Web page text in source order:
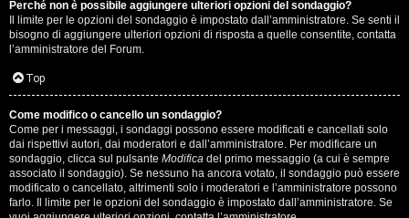
Perché non è possibile aggiungere ulteriori opzioni del sondaggio?
Il limite per le opzioni del sondaggio è impostato dall’amministratore. Se senti il
bisogno di aggiungere ulteriori opzioni di risposta a quelle consentite, contatta
l’amministratore del Forum.
Top
Come modifico o cancello un sondaggio?
Come per i messaggi, i sondaggi possono essere modificati e cancellati solo
dai rispettivi autori, dai moderatori e dall’amministratore. Per modificare un
sondaggio, clicca sul pulsante Modifica del primo messaggio (a cui è sempre
associato il sondaggio). Se nessuno ha ancora votato, il sondaggio può essere
modificato o cancellato, altrimenti solo i moderatori e l’amministratore possono
farlo. Il limite per le opzioni del sondaggio è impostato dall’amministratore. Se
A
g
o
s
t
i